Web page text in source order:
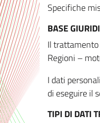
Specifiche
BASE
Il trattamento
Regioni –
I dati
di eseguire il
TIPI DI DATI